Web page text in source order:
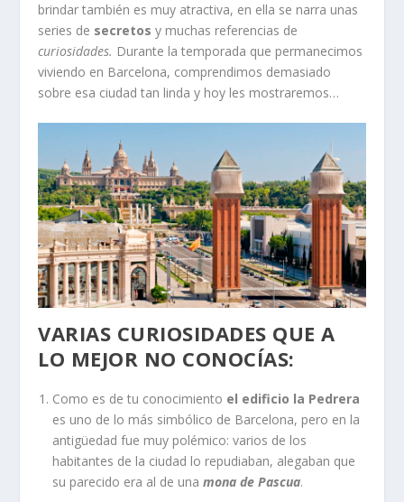
brindar también es muy atractiva, en ella se narra unas
series de secretos y muchas referencias de
curiosidades. Durante la temporada que permanecimos
viviendo en Barcelona, comprendimos demasiado
sobre esa ciudad tan linda y hoy les mostraremos…
VARIAS CURIOSIDADES QUE A
LO MEJOR NO CONOCÍAS:
Como es de tu conocimiento el edificio la Pedrera
es uno de lo más simbólico de Barcelona, pero en la
antigüedad fue muy polémico: varios de los
habitantes de la ciudad lo repudiaban, alegaban que
su parecido era al de una mona de Pascua.